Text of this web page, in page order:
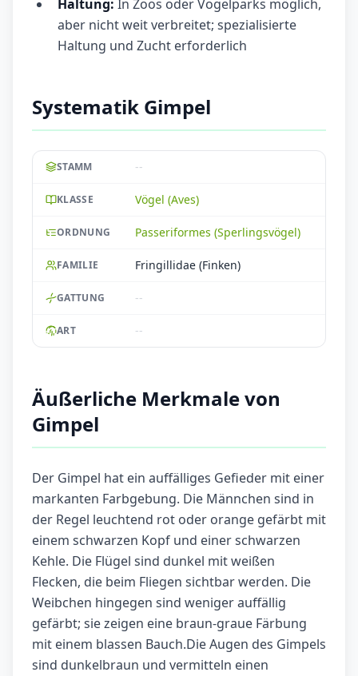
Haltung: In Zoos oder Vogelparks möglich,
aber nicht weit verbreitet; spezialisierte
Haltung und Zucht erforderlich
Systematik Gimpel
STAMM --
KLASSE Vögel (Aves)
ORDNUNG Passeriformes (Sperlingsvögel)
FAMILIE Fringillidae (Finken)
GATTUNG --
ART --
Äußerliche Merkmale von
Gimpel
Der Gimpel hat ein auffälliges Gefieder mit einer
markanten Farbgebung. Die Männchen sind in
der Regel leuchtend rot oder orange gefärbt mit
einem schwarzen Kopf und einer schwarzen
Kehle. Die Flügel sind dunkel mit weißen
Flecken, die beim Fliegen sichtbar werden. Die
Weibchen hingegen sind weniger auffällig
gefärbt; sie zeigen eine braun-graue Färbung
mit einem blassen Bauch.Die Augen des Gimpels
sind dunkelbraun und vermitteln einen